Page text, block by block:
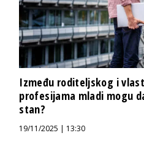
Između roditeljskog i
profesijama mladi mogu
stan?
19/11/2025 | 13:30